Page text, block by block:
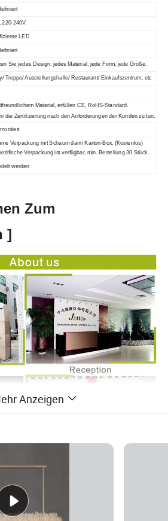
220-240V
LED
Sie jedes Design, jedes Material, jede Form, jede Größe.
Treppe/ Ausstellungshalle/ Restaurant/ Einkaufszentrum, etc
Material, erfüllen CE, RoHS-Standard.
die Zertifizierung nach den Anforderungen der Kunden zu tun.
Verpackung mitSchaum dann Karton-Box . (Kostenlos)
Verpackung ist verfügbar, min. Bestellung 30 Stück.
werden
Zum
]
Anzeigen